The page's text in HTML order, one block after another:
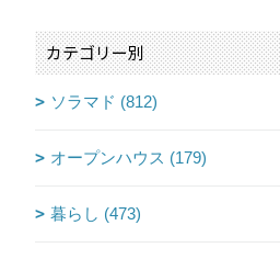
カテゴリー別
ソラマド (812)
オープンハウス (179)
暮らし (473)